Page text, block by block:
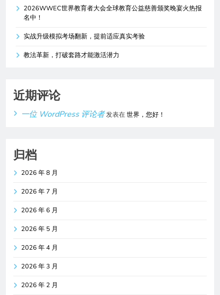
2026WWEC世界教育者大会全球教育公益慈善颁奖晚宴火热报
名中！
实战升级模拟考场翻新，提前适应真实考验
教法革新，打破套路才能激活潜力
近期评论
一位 WordPress 评论者发表在世界，您好！
归档
2026 年 8 月
2026 年 7 月
2026 年 6 月
2026 年 5 月
2026 年 4 月
2026 年 3 月
2026 年 2 月